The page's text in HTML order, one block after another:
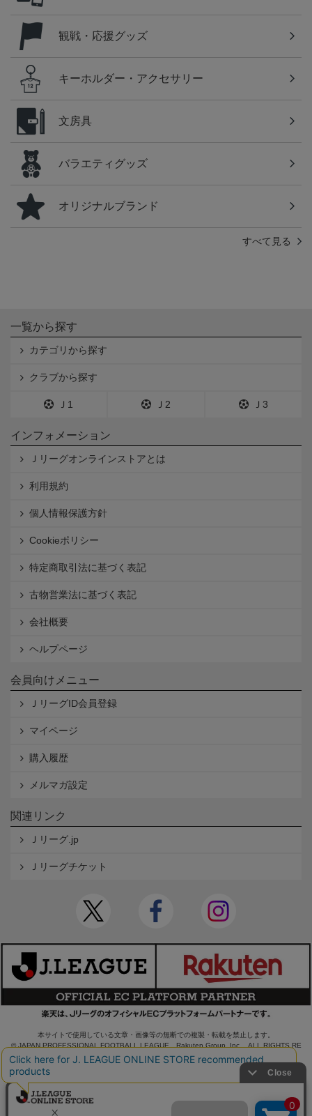
観戦・応援グッズ
キーホルダー・アクセサリー
文房具
バラエティグッズ
オリジナルブランド
すべて見る
一覧から探す
カテゴリから探す
クラブから探す
Ｊ1 Ｊ2 Ｊ3
インフォメーション
Ｊリーグオンラインストアとは
利用規約
個人情報保護方針
Cookieポリシー
特定商取引法に基づく表記
古物営業法に基づく表記
会社概要
ヘルプページ
会員向けメニュー
ＪリーグID会員登録
マイページ
購入履歴
メルマガ設定
関連リンク
Ｊリーグ.jp
Ｊリーグチケット
本サイトで使用している文章・画像等の無断での複製・転載を禁止します。
© JAPAN PROFESSIONAL FOOTBALL LEAGUE Rakuten Group, Inc. ALL RIGHTS RE
SERVED.